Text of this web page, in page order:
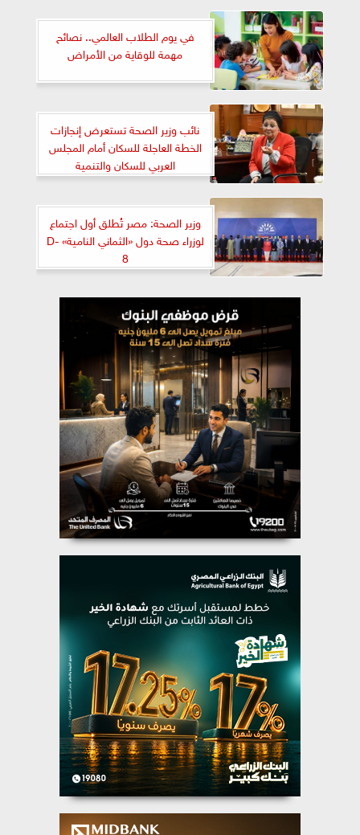
في يوم الطلاب العالمي.. نصائح
مهمة للوقاية من الأمراض
نائب وزير الصحة تستعرض إنجازات
الخطة العاجلة للسكان أمام المجلس
العربي للسكان والتنمية
وزير الصحة: مصر تُطلق أول اجتماع
لوزراء صحة دول «الثماني النامية» D-
8